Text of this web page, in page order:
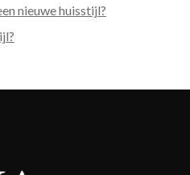
nieuwe huisstijl?